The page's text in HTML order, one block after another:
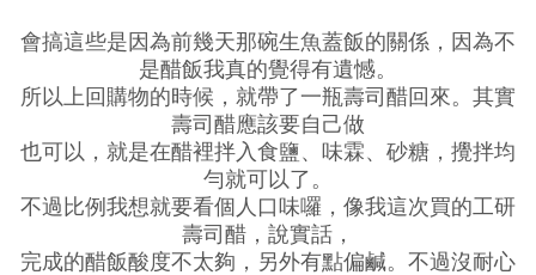
會搞這些是因為前幾天那碗生魚蓋飯的關係，因為不
是醋飯我真的覺得有遺憾。
所以上回購物的時候，就帶了一瓶壽司醋回來。其實
壽司醋應該要自己做
也可以，就是在醋裡拌入食鹽、味霖、砂糖，攪拌均
勻就可以了。
不過比例我想就要看個人口味囉，像我這次買的工研
壽司醋，說實話，
完成的醋飯酸度不太夠，另外有點偏鹹。不過沒耐心